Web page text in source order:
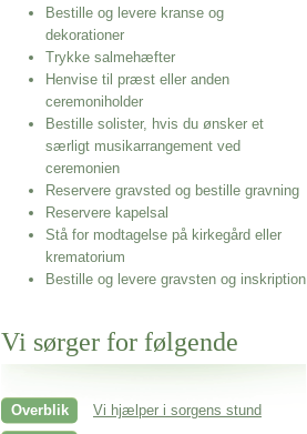
Bestille og levere kranse og
dekorationer
Trykke salmehæfter
Henvise til præst eller anden
ceremoniholder
Bestille solister, hvis du ønsker et
særligt musikarrangement ved
ceremonien
Reservere gravsted og bestille gravning
Reservere kapelsal
Stå for modtagelse på kirkegård eller
krematorium
Bestille og levere gravsten og inskription
Vi sørger for følgende
Overblik
Vi hjælper i sorgens stund